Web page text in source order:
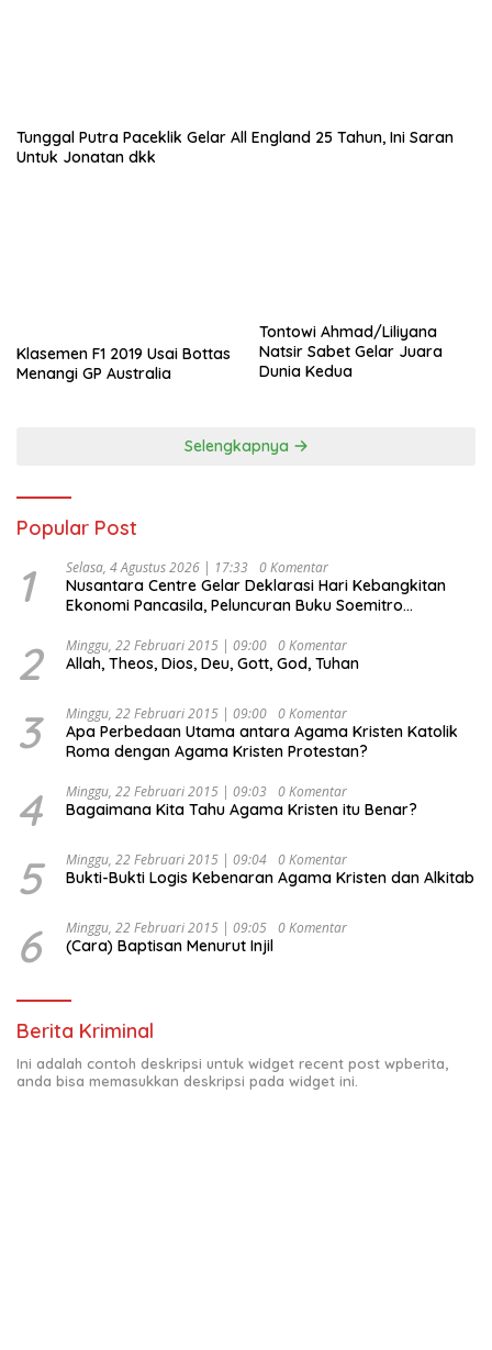
Tunggal Putra Paceklik Gelar All England 25 Tahun, Ini Saran
Untuk Jonatan dkk
Klasemen F1 2019 Usai Bottas
Menangi GP Australia
Tontowi Ahmad/Liliyana
Natsir Sabet Gelar Juara
Dunia Kedua
Selengkapnya
Popular Post
1 Selasa, 4 Agustus 2026 | 17:33 0 Komentar
Nusantara Centre Gelar Deklarasi Hari Kebangkitan
Ekonomi Pancasila, Peluncuran Buku Soemitro
Ekonomi Politik Indonesia) & Simposium Nasional
“Urgensi Undang-Undang Perekonomian Nasional dan
Indonesia Emas 2045”,
2 Minggu, 22 Februari 2015 | 09:00 0 Komentar
Allah, Theos, Dios, Deu, Gott, God, Tuhan
3 Minggu, 22 Februari 2015 | 09:00 0 Komentar
Apa Perbedaan Utama antara Agama Kristen Katolik
Roma dengan Agama Kristen Protestan?
4 Minggu, 22 Februari 2015 | 09:03 0 Komentar
Bagaimana Kita Tahu Agama Kristen itu Benar?
5 Minggu, 22 Februari 2015 | 09:04 0 Komentar
Bukti-Bukti Logis Kebenaran Agama Kristen dan Alkitab
6 Minggu, 22 Februari 2015 | 09:05 0 Komentar
(Cara) Baptisan Menurut Injil
Berita Kriminal
Ini adalah contoh deskripsi untuk widget recent post wpberita,
anda bisa memasukkan deskripsi pada widget ini.